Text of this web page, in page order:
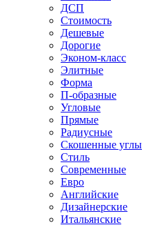
ДСП
Стоимость
Дешевые
Дорогие
Эконом-класс
Элитные
Форма
П-образные
Угловые
Прямые
Радиусные
Скошенные углы
Стиль
Современные
Евро
Английские
Дизайнерские
Итальянские